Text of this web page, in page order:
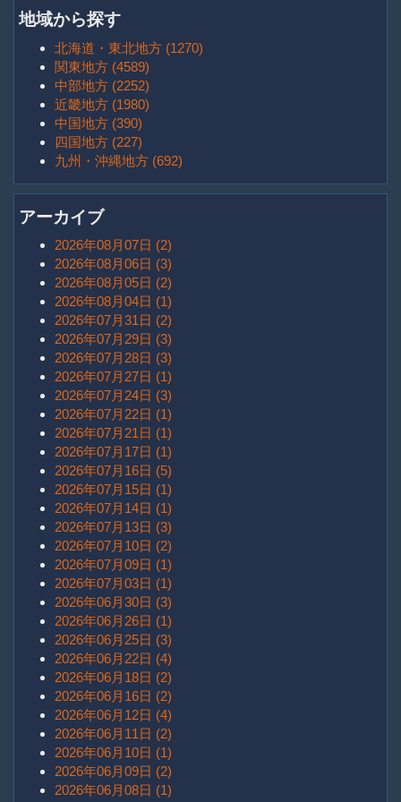
地域から探す
北海道・東北地方 (1270)
関東地方 (4589)
中部地方 (2252)
近畿地方 (1980)
中国地方 (390)
四国地方 (227)
九州・沖縄地方 (692)
アーカイブ
2026年08月07日 (2)
2026年08月06日 (3)
2026年08月05日 (2)
2026年08月04日 (1)
2026年07月31日 (2)
2026年07月29日 (3)
2026年07月28日 (3)
2026年07月27日 (1)
2026年07月24日 (3)
2026年07月22日 (1)
2026年07月21日 (1)
2026年07月17日 (1)
2026年07月16日 (5)
2026年07月15日 (1)
2026年07月14日 (1)
2026年07月13日 (3)
2026年07月10日 (2)
2026年07月09日 (1)
2026年07月03日 (1)
2026年06月30日 (3)
2026年06月26日 (1)
2026年06月25日 (3)
2026年06月22日 (4)
2026年06月18日 (2)
2026年06月16日 (2)
2026年06月12日 (4)
2026年06月11日 (2)
2026年06月10日 (1)
2026年06月09日 (2)
2026年06月08日 (1)